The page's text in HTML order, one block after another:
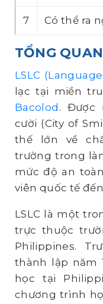
7 Có thể ra
TỔNG
LSLC
lạc tại miền
Bacolod . Được
cười (City of
thế lớn về
trường trong
mức độ an
viên quốc tế
LSLC là một
trực thuộc
Philippines.
thành lập năm
học tại
chương trình